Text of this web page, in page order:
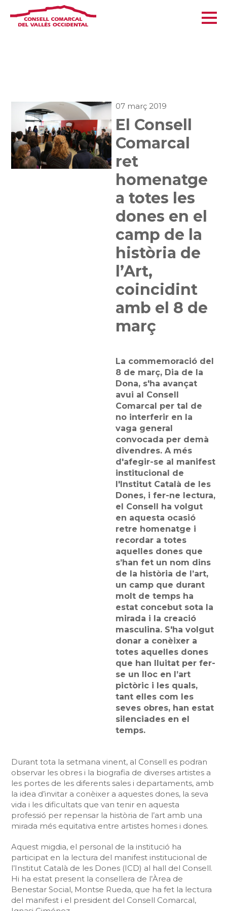
07 març 2019
El Consell
Comarcal
ret
homenatge
a totes les
dones en el
camp de la
història de
l’Art,
coincidint
amb el 8 de
març
La commemoració del
8 de març, Dia de la
Dona, s'ha avançat
avui al Consell
Comarcal per tal de
no interferir en la
vaga general
convocada per demà
divendres. A més
d'afegir-se al manifest
institucional de
l'Institut Català de les
Dones, i fer-ne lectura,
el Consell ha volgut
en aquesta ocasió
retre homenatge i
recordar a totes
aquelles dones que
s’han fet un nom dins
de la història de l’art,
un camp que durant
molt de temps ha
estat concebut sota la
mirada i la creació
masculina. S'ha volgut
donar a conèixer a
totes aquelles dones
que han lluitat per fer-
se un lloc en l’art
pictòric i les quals,
tant elles com les
seves obres, han estat
silenciades en el
temps.
Durant tota la setmana vinent, al Consell es podran
observar les obres i la biografia de diverses artistes a
les portes de les diferents sales i departaments, amb
la idea d’invitar a conèixer a aquestes dones, la seva
vida i les dificultats que van tenir en aquesta
professió per repensar la història de l’art amb una
mirada més equitativa entre artistes homes i dones.
Aquest migdia, el personal de la institució ha
participat en la lectura del manifest institucional de
l’Institut Català de les Dones (ICD) al hall del Consell.
Hi ha estat present la consellera de l’Àrea de
Benestar Social, Montse Rueda, que ha fet la lectura
del manifest i el president del Consell Comarcal,